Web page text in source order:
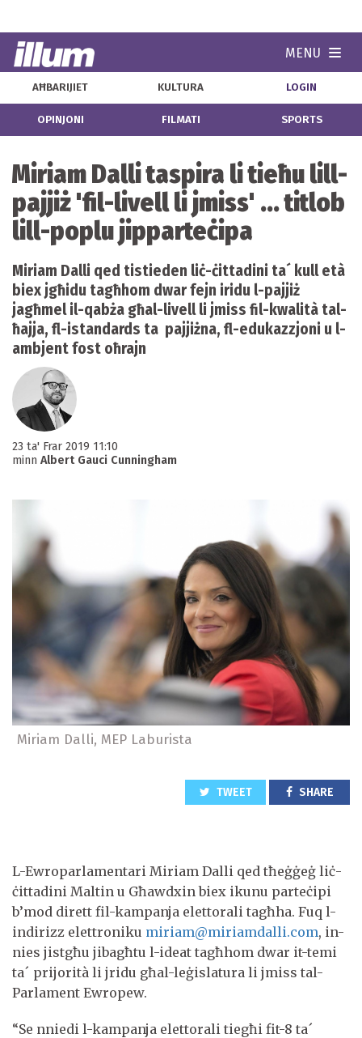
MENU
AĦBARIJIET KULTURA LOGIN
OPINJONI FILMATI SPORTS
Miriam Dalli taspira li tieħu lill-
pajjiż 'fil-livell li jmiss' ... titlob
lill-poplu jipparteċipa
Miriam Dalli qed tistieden liċ-ċittadini ta´ kull età
biex jgħidu tagħhom dwar fejn iridu l-pajjiż
jagħmel il-qabża għal-livell li jmiss fil-kwalità tal-
ħajja, fl-istandards ta pajjiżna, fl-edukazzjoni u l-
ambjent fost oħrajn
23 ta' Frar 2019 11:10
minn Albert Gauci Cunningham
Miriam Dalli, MEP Laburista
TWEET SHARE
L-Ewroparlamentari Miriam Dalli qed tħeġġeġ liċ-
ċittadini Maltin u Għawdxin biex ikunu parteċipi
b’mod dirett fil-kampanja elettorali tagħha. Fuq l-
indirizz elettroniku miriam@miriamdalli.com, in-
nies jistgħu jibagħtu l-ideat tagħhom dwar it-temi
ta´ prijorità li jridu għal-leġislatura li jmiss tal-
Parlament Ewropew.
“Se nniedi l-kampanja elettorali tiegħi fit-8 ta´